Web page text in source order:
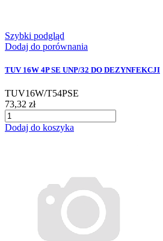
Szybki podgląd
Dodaj do porównania
TUV 16W 4P SE UNP/32 DO DEZYNFEKCJI
TUV16W/T54PSE
73,32 zł
Dodaj do koszyka